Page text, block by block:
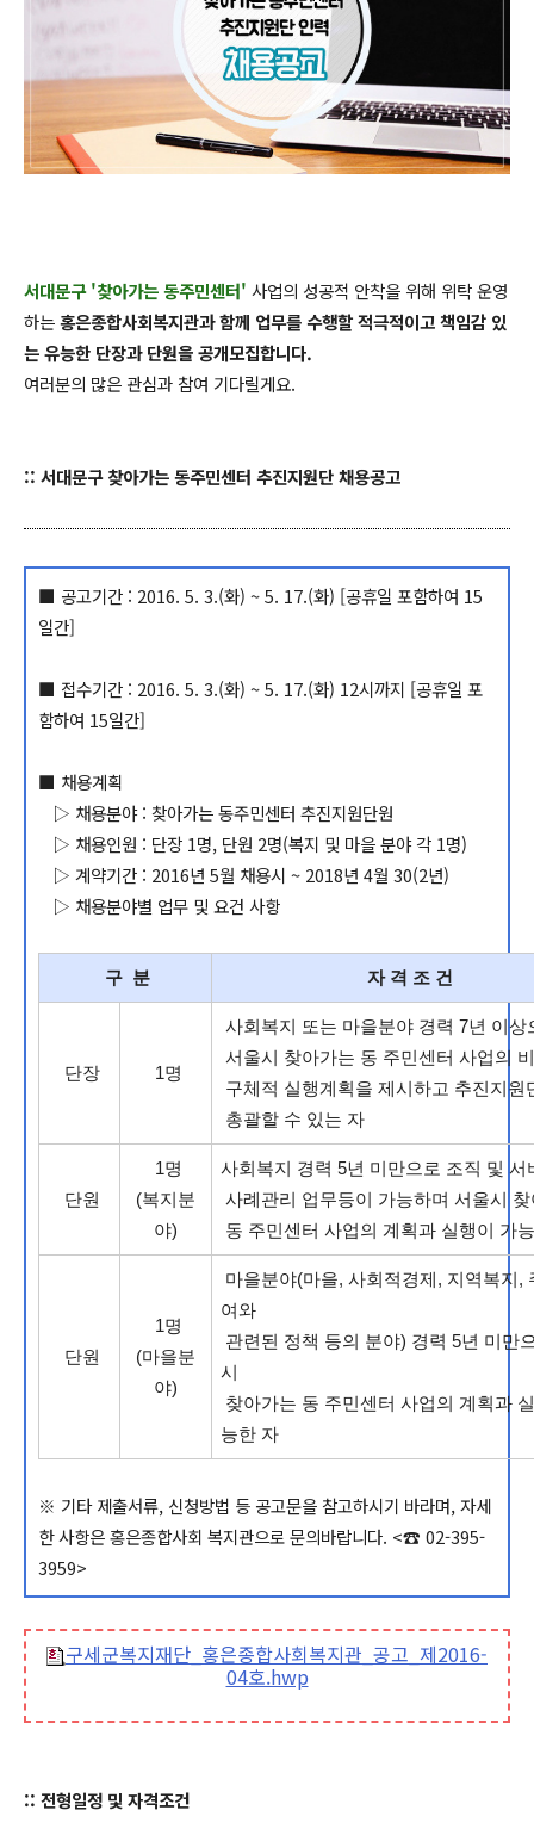
서대문구'찾아가는 동주민센터' 사업의 성공적 안착을 위해 위탁 운영
하는홍은종합사회복지관과 함께 업무를 수행할 적극적이고 책임감 있
는 유능한 단장과 단원을 공개모집합니다.
여러분의 많은 관심과 참여 기다릴게요.
:: 서대문구 찾아가는 동주민센터 추진지원단 채용공고
■ 공고기간 : 2016. 5. 3.(화) ~ 5. 17.(화) [공휴일 포함하여 15
일간]
■ 접수기간 : 2016. 5. 3.(화) ~ 5. 17.(화) 12시까지 [공휴일 포
함하여 15일간]
■ 채용계획
▷ 채용분야 : 찾아가는 동주민센터 추진지원단원
▷ 채용인원 : 단장 1명, 단원 2명(복지 및 마을 분야 각 1명)
▷ 계약기간 : 2016년 5월 채용시 ~ 2018년 4월 30(2년)
▷ 채용분야별 업무 및 요건 사항
구 분 자 격 조 건
단장 1명
사회복지 또는 마을분야 경력 7년 이상
서울시 찾아가는 동 주민센터 사업의
구체적 실행계획을 제시하고 추진지원
총괄할 수 있는 자
단원
1명
(복지분
야)
사회복지 경력 5년 미만으로 조직 및 서
사례관리 업무등이 가능하며 서울시
동 주민센터 사업의 계획과 실행이 가
단원
1명
(마을분
야)
마을분야(마을, 사회적경제, 지역복지,
여와
관련된 정책 등의 분야) 경력 5년 미만
시
찾아가는 동 주민센터 사업의 계획과
능한 자
※ 기타 제출서류, 신청방법 등 공고문을 참고하시기 바라며, 자세
한 사항은 홍은종합사회 복지관으로 문의바랍니다. <☎ 02-395-
3959>
구세군복지재단_홍은종합사회복지관_공고_제2016-
04호.hwp
:: 전형일정 및 자격조건